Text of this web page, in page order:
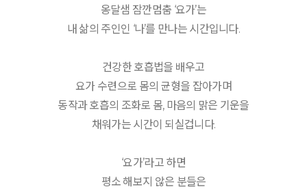
옹달샘 잠깐멈춤 ‘요가’는
내 삶의 주인인 ‘나’를 만나는 시간입니다.
건강한 호흡법을 배우고
요가 수련으로 몸의 균형을 잡아가며
동작과 호흡의 조화로 몸, 마음의 맑은 기운을
채워가는 시간이 되실겁니다.
‘요가’라고 하면
평소 해보지 않은 분들은